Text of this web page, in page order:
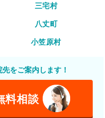
三宅村
八丈町
小笠原村
をご案内します！
料相談